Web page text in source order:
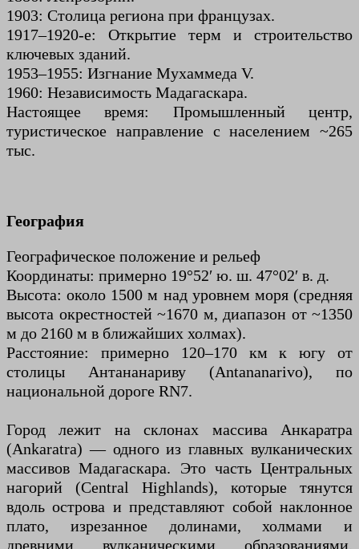
1903: Столица региона при французах.
1917–1920-е: Открытие терм и строительство
ключевых зданий.
1953–1955: Изгнание Мухаммеда V.
1960: Независимость Мадагаскара.
Настоящее время: Промышленный центр,
туристическое направление с населением ~265
тыс.
География
Географическое положение и рельеф
Координаты: примерно 19°52′ ю. ш. 47°02′ в. д.
Высота: около 1500 м над уровнем моря (средняя
высота окрестностей ~1670 м, диапазон от ~1350
м до 2160 м в ближайших холмах).
Расстояние: примерно 120–170 км к югу от
столицы Антананариву (Antananarivo), по
национальной дороге RN7.
Город лежит на склонах массива Анкаратра
(Ankaratra) — одного из главных вулканических
массивов Мадагаскара. Это часть Центральных
нагорий (Central Highlands), которые тянутся
вдоль острова и представляют собой наклонное
плато, изрезанное долинами, холмами и
древними вулканическими образованиями.